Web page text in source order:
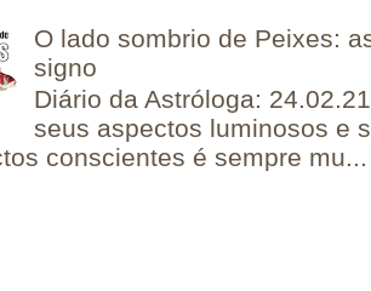
O lado sombrio de Peixes:
signo
Diário da Astróloga:
seus aspectos luminosos e
conscientes é sempre mu...